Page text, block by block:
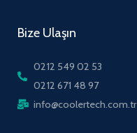
Bize Ulaşın
0212 549 02 53
0212 671 48 97
info@coolertech.com.tr